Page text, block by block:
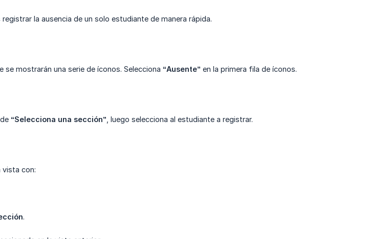
la ausencia de un solo estudiante de manera rápida.
se mostrarán una serie de íconos. Selecciona “Ausente” en la primera fila de íconos.
“Selecciona una sección” , luego selecciona al estudiante a registrar.
vista con:
.